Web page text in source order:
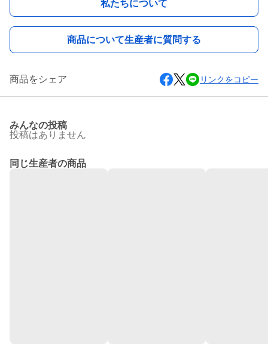
私たちについて
商品について生産者に質問する
商品をシェア リンクをコピー
みんなの投稿
投稿はありません
同じ生産者の商品